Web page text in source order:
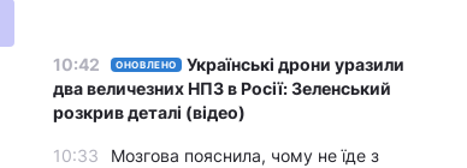
10:42 ОНОВЛЕНО
Українські дрони уразили
два величезних НПЗ в Росії: Зеленський
розкрив деталі (відео)
10:33
Мозгова пояснила, чому не їде з